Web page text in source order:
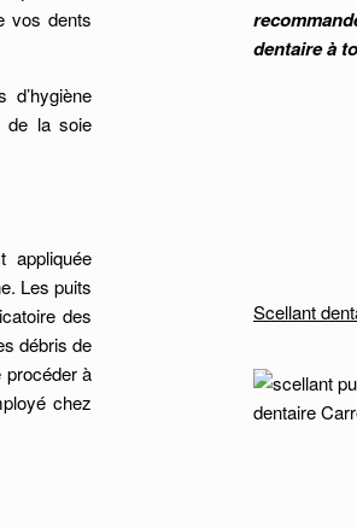
vos dents
de la soie
appliquée
Les puits
des
débris de
procéder à
chez
dentaire à
Scellant